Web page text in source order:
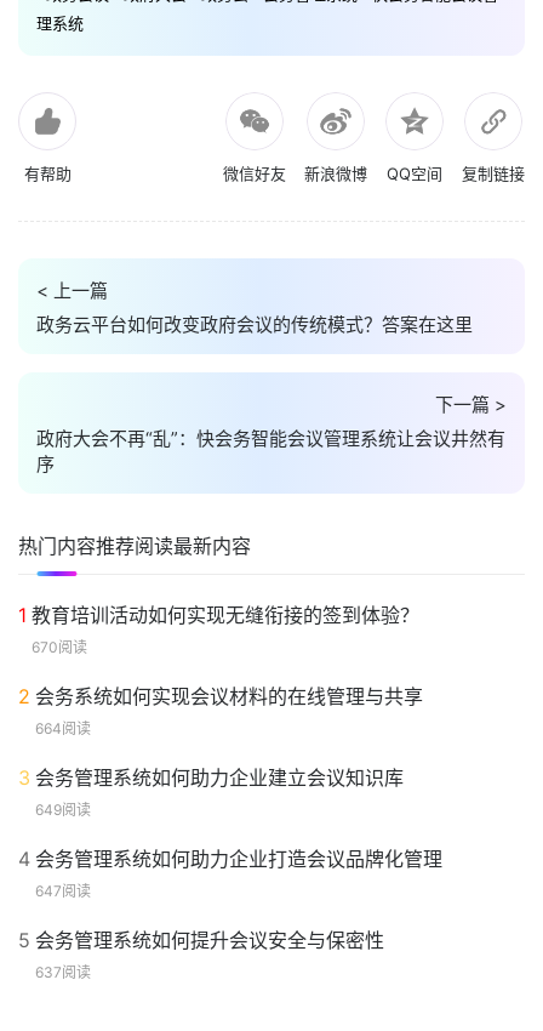
理系统
有帮助 微信好友 新浪微博 QQ空间 复制链接
< 上一篇
政务云平台如何改变政府会议的传统模式？答案在这里
下一篇 >
政府大会不再“乱”：快会务智能会议管理系统让会议井然有
序
热门内容推荐阅读最新内容
1 教育培训活动如何实现无缝衔接的签到体验？
670阅读
2 会务系统如何实现会议材料的在线管理与共享
664阅读
3 会务管理系统如何助力企业建立会议知识库
649阅读
4 会务管理系统如何助力企业打造会议品牌化管理
647阅读
5 会务管理系统如何提升会议安全与保密性
637阅读